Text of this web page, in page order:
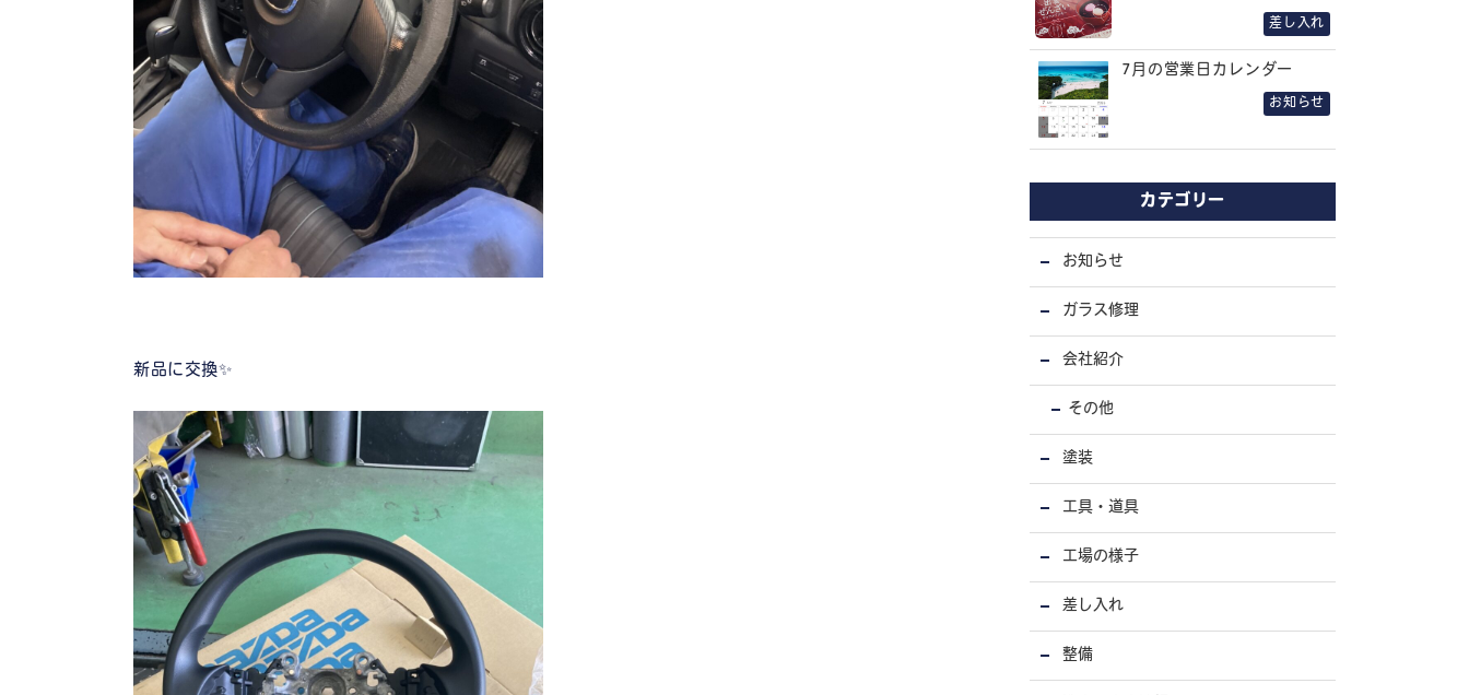
新品に交換✨
差し入れ
7月の営業日カレンダー
お知らせ
カテゴリー
お知らせ
ガラス修理
会社紹介
その他
塗装
工具・道具
工場の様子
差し入れ
整備